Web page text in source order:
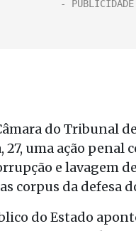
do Tribunal
uma ação penal
e lavagem
corpus da defesa
do Estado